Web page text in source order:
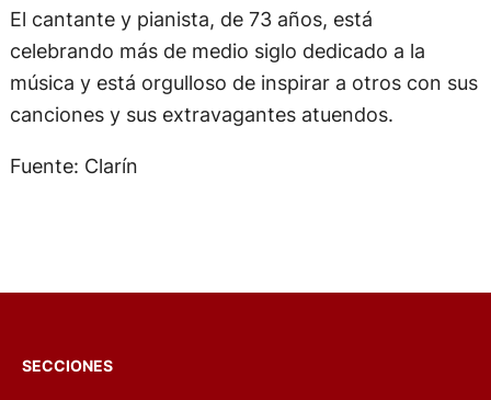
El cantante y pianista, de 73 años, está
celebrando más de medio siglo dedicado a la
música y está orgulloso de inspirar a otros con sus
canciones y sus extravagantes atuendos.
Fuente: Clarín
SECCIONES